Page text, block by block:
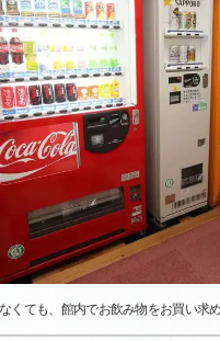
くても、館内でお飲み物をお買い求